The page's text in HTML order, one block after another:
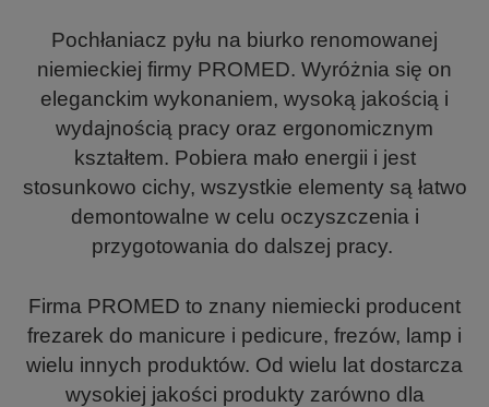
Pochłaniacz pyłu na biurko renomowanej
niemieckiej firmy PROMED. Wyróżnia się on
eleganckim wykonaniem, wysoką jakością i
wydajnością pracy oraz ergonomicznym
kształtem. Pobiera mało energii i jest
stosunkowo cichy, wszystkie elementy są łatwo
demontowalne w celu oczyszczenia i
przygotowania do dalszej pracy.
Firma PROMED to znany niemiecki producent
frezarek do manicure i pedicure, frezów, lamp i
wielu innych produktów. Od wielu lat dostarcza
wysokiej jakości produkty zarówno dla